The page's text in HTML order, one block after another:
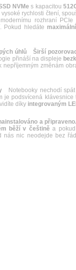
NVMe s kapacitou
vysoké rychlosti čtení,
rozhraní PCIe
Pokud hledáte
úhlů Širší
přináší na displeje
změnám
Notebooky nechodí spát
je podsvícená
díky integrovaným
a připraveno.
běží v češtině a
nás nic neodejde bez